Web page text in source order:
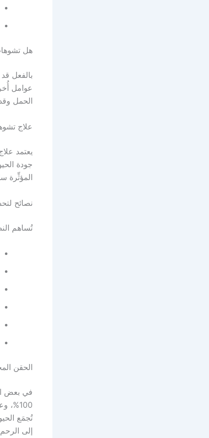
هل
بالفعل
الحمل
علاج
يعتمد
جودة
المؤثِّرة
نصائح
تُساهم
الحقن
تُجمَع
إلى